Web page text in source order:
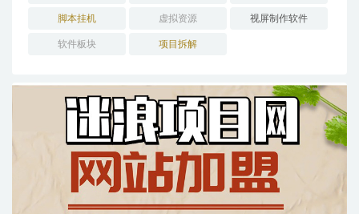
脚本挂机 虚拟资源 视屏制作软件
软件板块 项目拆解